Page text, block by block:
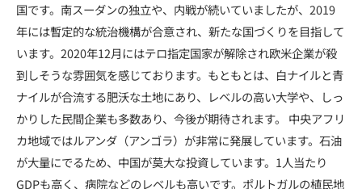
国です。南スーダンの独立や、内戦が続いていましたが、2019
年には暫定的な統治機構が合意され、新たな国づくりを目指して
います。2020年12月にはテロ指定国家が解除され欧米企業が殺
到しそうな雰囲気を感じております。もともとは、白ナイルと青
ナイルが合流する肥沃な土地にあり、レベルの高い大学や、しっ
かりした民間企業も多数あり、今後が期待されます。 中央アフリ
カ地域ではルアンダ（アンゴラ）が非常に発展しています。石油
が大量にでるため、中国が莫大な投資しています。1人当たり
GDPも高く、病院などのレベルも高いです。ポルトガルの植民地